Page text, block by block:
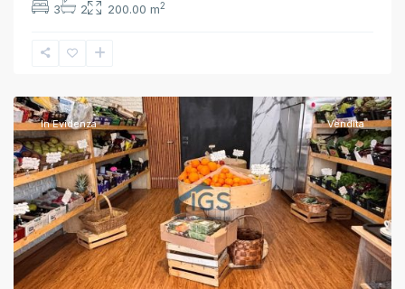
3 2 200.00 m2
Brescia,
In Evidenza Vendita